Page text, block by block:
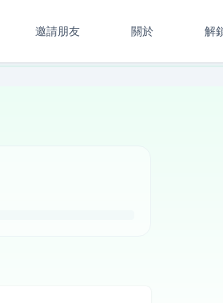
邀請朋友 關於 解